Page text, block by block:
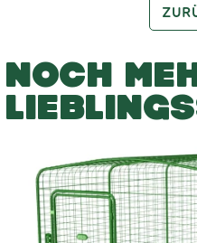
NOCH